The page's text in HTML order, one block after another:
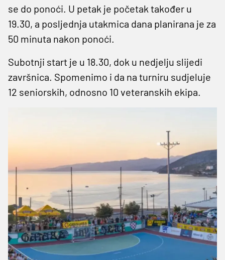
se do ponoći. U petak je početak također u
19.30, a posljednja utakmica dana planirana je za
50 minuta nakon ponoći.
Subotnji start je u 18.30, dok u nedjelju slijedi
završnica. Spomenimo i da na turniru sudjeluje
12 seniorskih, odnosno 10 veteranskih ekipa.